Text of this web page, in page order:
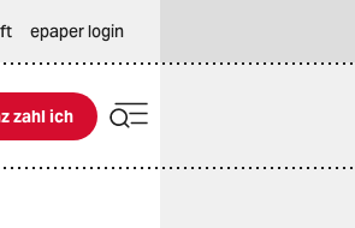
epaper login
ich
zahl ich